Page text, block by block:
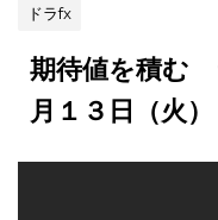
ドラfx
期待値を積む
月１３日（火）